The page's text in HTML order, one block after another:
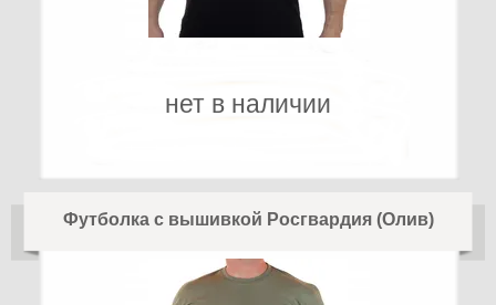
нет в наличии
Футболка с вышивкой Росгвардия (Олив)